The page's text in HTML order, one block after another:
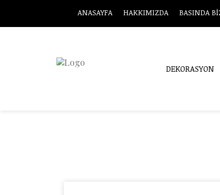
ANASAYFA HAKKIMIZDA BASINDA
DEKORASYON